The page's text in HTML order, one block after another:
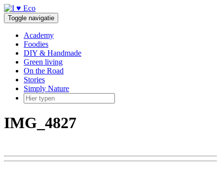
Doorgaan
naar
inhoud
Toggle navigatie
Academy
Foodies
DIY & Handmade
Green living
On the Road
Stories
Simply Nature
IMG_4827